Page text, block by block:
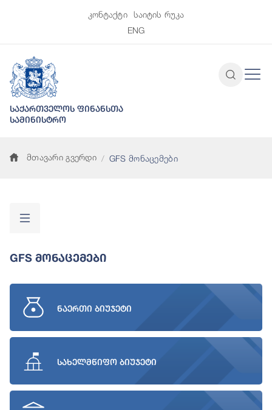
კონტაქტი
საიტის რუკა
ENG
საქართველოს ფინანსთა
სამინისტრო
მთავარი გვერდი GFS მონაცემები
GFS Მონაცემები
ნაერთი ბიუჯეტი
სახელმწიფო ბიუჯეტი